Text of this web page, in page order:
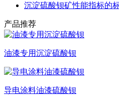
沉淀硫酸钡矿性能指标的
产品推荐
油漆专用沉淀硫酸钡
导电涂料油漆硫酸钡